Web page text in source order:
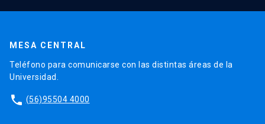
MESA CENTRAL
Teléfono para comunicarse con las distintas áreas de la
Universidad.
phone (56)95504 4000